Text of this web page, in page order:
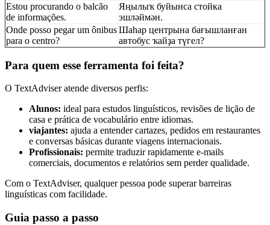
Estou procurando o balcão
de informações.
Яңылыҡ буйынса стойка
эшләймән.
Onde posso pegar um ônibus
para o centro?
Шаһар центрына бағышланған
автобус ҡайҙа түгел?
Para quem esse ferramenta foi feita?
O TextAdviser atende diversos perfis:
Alunos: ideal para estudos linguísticos, revisões de lição de
casa e prática de vocabulário entre idiomas.
viajantes: ajuda a entender cartazes, pedidos em restaurantes
e conversas básicas durante viagens internacionais.
Profissionais: permite traduzir rapidamente e-mails
comerciais, documentos e relatórios sem perder qualidade.
Com o TextAdviser, qualquer pessoa pode superar barreiras
linguísticas com facilidade.
Guia passo a passo